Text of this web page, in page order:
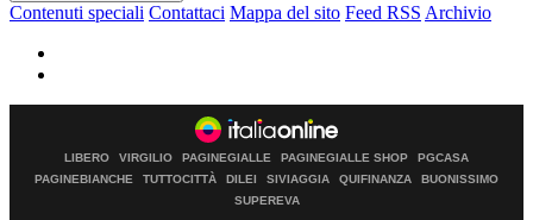
Contenuti speciali Contattaci Mappa del sito Feed RSS Archivio
LIBERO VIRGILIO PAGINEGIALLE PAGINEGIALLE SHOP
PGCASA
PAGINEBIANCHE
TUTTOCITTÀ DILEI SIVIAGGIA QUIFINANZA
BUONISSIMO
SUPEREVA